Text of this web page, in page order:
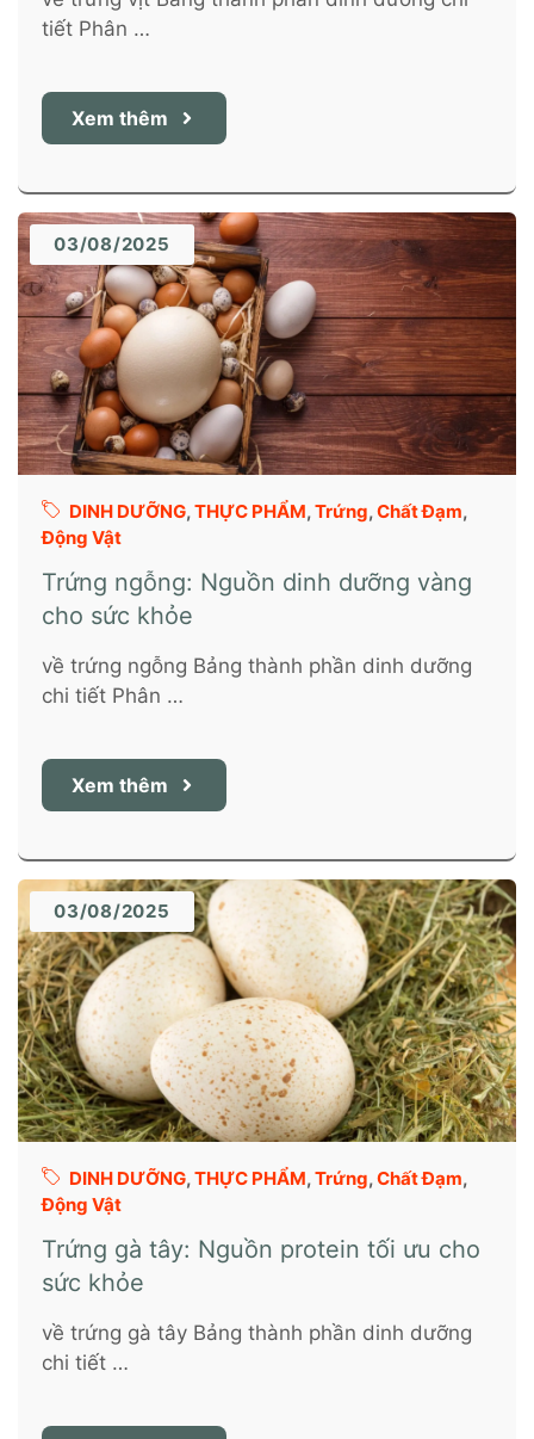
tiết Phân …
Xem thêm
03/08/2025
DINH DƯỠNG,THỰC PHẨM,Trứng,Chất Đạm,
Động Vật
Trứng ngỗng: Nguồn dinh dưỡng vàng
cho sức khỏe
về trứng ngỗng Bảng thành phần dinh dưỡng
chi tiết Phân …
Xem thêm
03/08/2025
DINH DƯỠNG,THỰC PHẨM,Trứng,Chất Đạm,
Động Vật
Trứng gà tây: Nguồn protein tối ưu cho
sức khỏe
về trứng gà tây Bảng thành phần dinh dưỡng
chi tiết …